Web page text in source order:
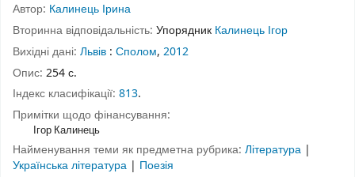
Автор: Калинець Ірина
Вторинна відповідальність: Упорядник Калинець Ігор
Вихідні дані: Львів : Сполом, 2012
Опис: 254 с.
Індекс класифікації: 813.
Примітки щодо фінансування:
Ігор Калинець
Найменування теми як предметна рубрика: Література |
Українська література | Поезія